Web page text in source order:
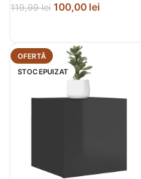
119,99lei 100,00 lei
OFERTĂ
STOC EPUIZAT